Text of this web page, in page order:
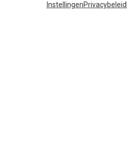
InstellingenPrivacybeleid